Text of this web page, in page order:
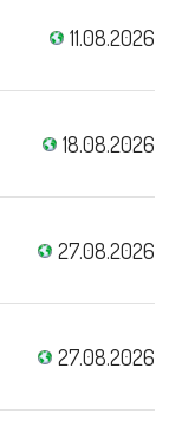
11.08.2026
18.08.2026
27.08.2026
27.08.2026